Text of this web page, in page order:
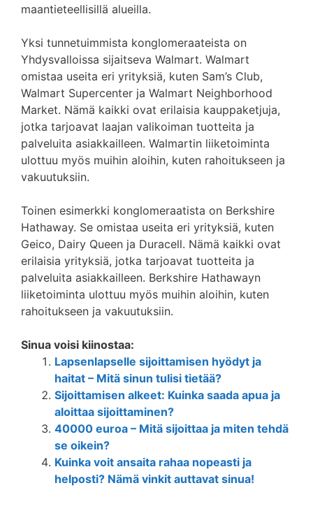
maantieteellisillä alueilla.
Yksi tunnetuimmista konglomeraateista on
Yhdysvalloissa sijaitseva Walmart. Walmart
omistaa useita eri yrityksiä, kuten Sam’s Club,
Walmart Supercenter ja Walmart Neighborhood
Market. Nämä kaikki ovat erilaisia ​​kauppaketjuja,
jotka tarjoavat laajan valikoiman tuotteita ja
palveluita asiakkailleen. Walmartin liiketoiminta
ulottuu myös muihin aloihin, kuten rahoitukseen ja
vakuutuksiin.
Toinen esimerkki konglomeraatista on Berkshire
Hathaway. Se omistaa useita eri yrityksiä, kuten
Geico, Dairy Queen ja Duracell. Nämä kaikki ovat
erilaisia ​​yrityksiä, jotka tarjoavat tuotteita ja
palveluita asiakkailleen. Berkshire Hathawayn
liiketoiminta ulottuu myös muihin aloihin, kuten
rahoitukseen ja vakuutuksiin.
Sinua voisi kiinostaa:
Lapsenlapselle sijoittamisen hyödyt ja
haitat – Mitä sinun tulisi tietää?
Sijoittamisen alkeet: Kuinka saada apua ja
aloittaa sijoittaminen?
40000 euroa – Mitä sijoittaa ja miten tehdä
se oikein?
Kuinka voit ansaita rahaa nopeasti ja
helposti? Nämä vinkit auttavat sinua!